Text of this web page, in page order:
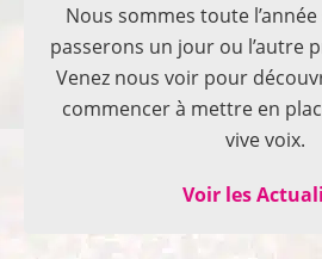
Nous sommes toute
passerons un jour ou l’autre
Venez nous voir pour
commencer à mettre en
vive voix.
Voir les